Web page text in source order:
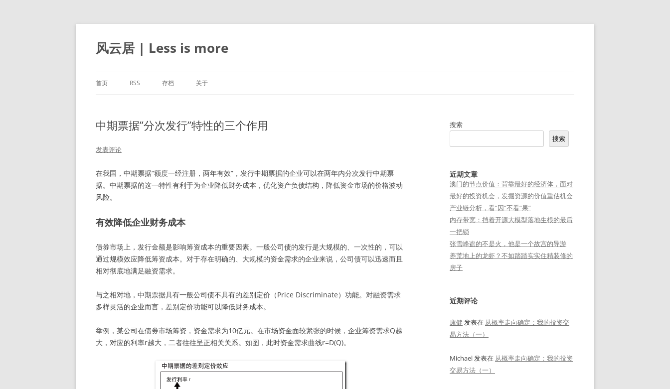
跳
正
文
风云居 | Less is more
首页 RSS 存档 关于
中期票据”分次发行”特性的三个作用
发表评论
在我国，中期票据“额度一经注册，两年有效”，发行中期票据的企业可以在两年内分次发行中期票
据。中期票据的这一特性有利于为企业降低财务成本，优化资产负债结构，降低资金市场的价格波动
风险。
有效降低企业财务成本
债券市场上，发行金额是影响筹资成本的重要因素。一般公司债的发行是大规模的、一次性的，可以
通过规模效应降低筹资成本。对于存在明确的、大规模的资金需求的企业来说，公司债可以迅速而且
相对彻底地满足融资需求。
与之相对地，中期票据具有一般公司债不具有的差别定价（Price Discriminate）功能。对融资需求
多样灵活的企业而言，差别定价功能可以降低财务成本。
举例，某公司在债券市场筹资，资金需求为10亿元。在市场资金面较紧张的时候，企业筹资需求Q越
大，对应的利率r越大，二者往往呈正相关关系。如图，此时资金需求曲线r=D(Q)。
搜索
搜索
近期文章
澳门的节点价值：背靠最好的经济体，面对
最好的投资机会，发掘资源的价值重估机会
产业链分析，看“因”不看“果”
内存带宽：挡着开源大模型落地生根的最后
一把锁
张雪峰盗的不是火，他是一个故宫的导游
养荒地上的龙虾？不如踏踏实实住精装修的
房子
近期评论
康健 发表在 从概率走向确定：我的投资交
易方法（一）
Michael发表在 从概率走向确定：我的投资
交易方法（一）